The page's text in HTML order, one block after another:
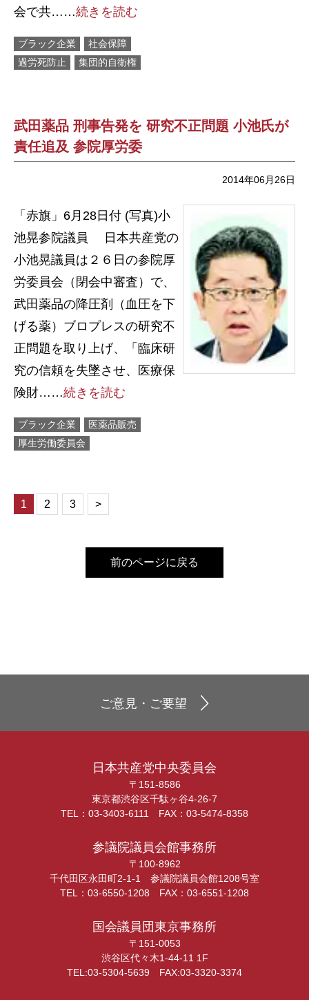
会で共……続きを読む
ブラック企業
社会保障
過労死防止
集団的自衛権
武田薬品 刑事告発を 研究不正問題 小池氏が
責任追及 参院厚労委
2014年06月26日
「赤旗」6月28日付 (写真)小
池晃参院議員 日本共産党の
小池晃議員は２６日の参院厚
労委員会（閉会中審査）で、
武田薬品の降圧剤（血圧を下
げる薬）ブロプレスの研究不
正問題を取り上げ、「臨床研
究の信頼を失墜させ、医療保
険財……続きを読む
ブラック企業
医薬品販売
厚生労働委員会
1 2 3 >
前のページに戻る
ご意見・ご要望
日本共産党中央委員会
〒151-8586
東京都渋谷区千駄ヶ谷4-26-7
TEL：03-3403-6111 FAX：03-5474-8358
参議院議員会館事務所
〒100-8962
千代田区永田町2-1-1 参議院議員会館1208号室
TEL：03-6550-1208 FAX：03-6551-1208
国会議員団東京事務所
〒151-0053
渋谷区代々木1-44-11 1F
TEL:03-5304-5639 FAX:03-3320-3374